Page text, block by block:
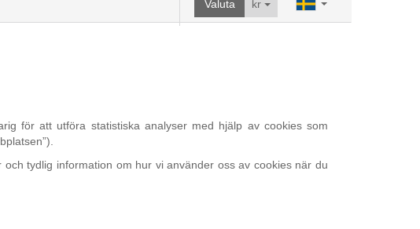
Valuta kr
för att utföra statistiska analyser med hjälp av cookies som
tydlig information om hur vi använder oss av cookies när du